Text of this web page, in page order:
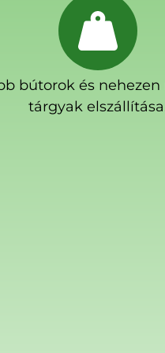
bútorok és
tárgyak